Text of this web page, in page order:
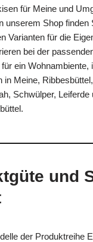
für Meine und
unserem Shop finden
Varianten für die
bei der
ein Wohnambiente,
in Meine,
Schwülper, Leiferde
und
der Produktreihe